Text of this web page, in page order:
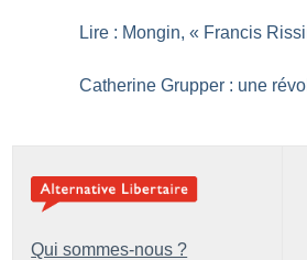
Lire : Mongin, « Francis
Catherine Grupper : une
Qui sommes-nous ?